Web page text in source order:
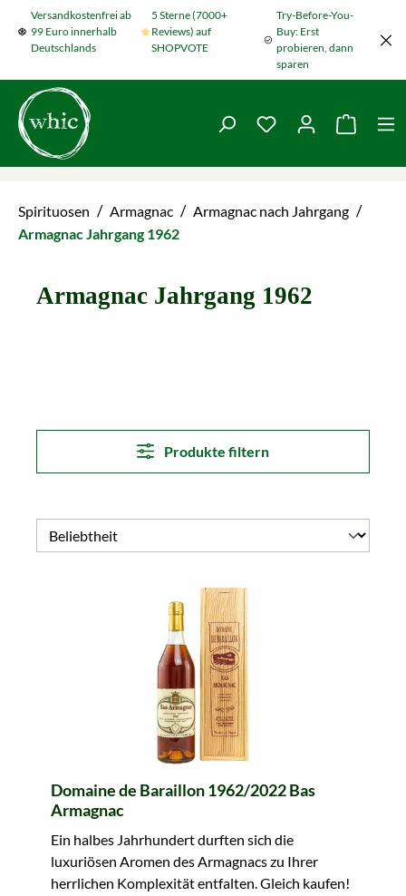
Zum Hauptinhalt springen
Versandkostenfrei ab
99 Euro innerhalb
Deutschlands
5 Sterne (7000+
Reviews) auf
SHOPVOTE
Try-Before-You-
Buy: Erst
probieren, dann
sparen
Du hast 0
Spirituosen / Armagnac / Armagnac nach Jahrgang /
Armagnac Jahrgang 1962
Armagnac Jahrgang 1962
Produkte filtern
Domaine de Baraillon 1962/2022 Bas
Armagnac
Ein halbes Jahrhundert durften sich die
luxuriösen Aromen des Armagnacs zu Ihrer
herrlichen Komplexität entfalten. Gleich kaufen!